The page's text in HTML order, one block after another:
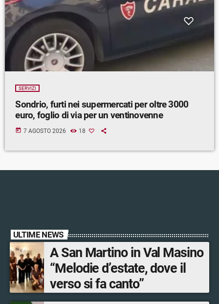
SERVIZI
Sondrio, furti nei supermercati per oltre 3000
euro, foglio di via per un ventinovenne
today 7 AGOSTO 2026 18
ULTIME NEWS
A San Martino in Val Masino
“Melodie d’estate, dove il
verso si fa canto”